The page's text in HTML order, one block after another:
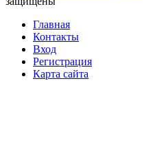
Главная
Контакты
Вход
Регистрация
Карта сайта